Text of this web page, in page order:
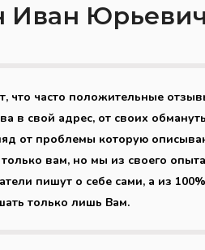
Иван Юрьевич
что часто положительные
в свой адрес, от своих
от проблемы которую
вам, но мы из своего
пишут о себе сами, а из
только лишь Вам.